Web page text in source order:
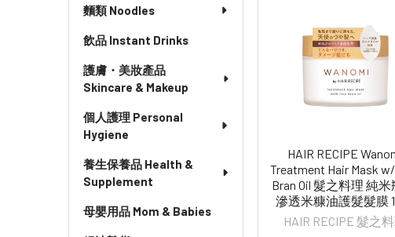
麵類 Noodles
飲品 Instant Drinks
護膚・美妝產品
Skincare & Makeup
個人護理 Personal
Hygiene
養生保養品 Health &
Supplement
母嬰用品 Mom & Babies
HAIR RECIPE
Treatment Hair Mask
Bran Oil 髮之料理 純米
滲透米糠油護髮髮膜
HAIR RECIPE 髮之